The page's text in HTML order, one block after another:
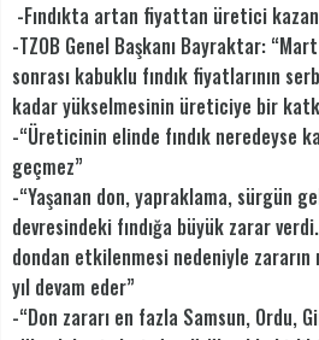
-Fındıkta artan fiyattan üretici
-TZOB Genel Başkanı Bayraktar:
sonrası kabuklu fındık fiyatlarının
kadar yükselmesinin üreticiye bir
-“Üreticinin elinde fındık neredeyse
geçmez”
-“Yaşanan don, yapraklama, sürgün
devresindeki fındığa büyük zarar
dondan etkilenmesi nedeniyle zararın
yıl devam eder”
-“Don zararı en fazla Samsun, Ordu,